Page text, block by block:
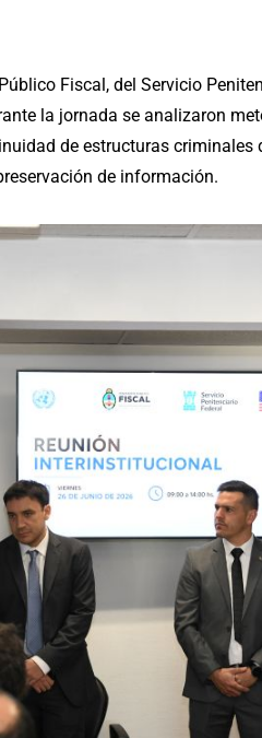
Fiscal, del Servicio
la jornada se analizaron
de estructuras criminales
de información.